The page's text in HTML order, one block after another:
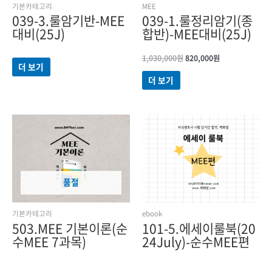
기본카테고리
039-3.룰암기반-MEE
대비(25J)
더 보기
MEE
039-1.룰정리암기(종
합반)-MEE대비(25J)
1,030,000원820,000원
더 보기
품절
기본카테고리
503.MEE 기본이론(순
수MEE 7과목)
가격:
525,000원.
가격:
472,500원.
ebook
101-5.에세이룰북(20
24July)-순수MEE편